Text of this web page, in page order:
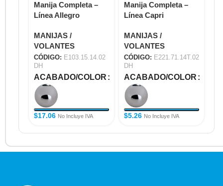
Manija Completa –
Línea Allegro
MANIJAS /
VOLANTES
CÓDIGO: E103.15.14.02
DH
ACABADO/COLOR
$17.06 No Incluye IVA
Manija Completa –
Línea Capri
MANIJAS /
VOLANTES
CÓDIGO: E221.71.14T.02
DH
ACABADO/COLOR
$5.26 No Incluye IVA